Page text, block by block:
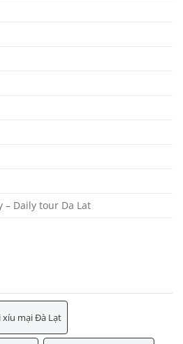
– Daily tour Da Lat
xíu mại Đà Lạt